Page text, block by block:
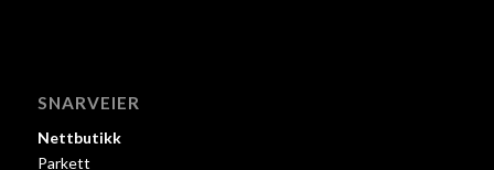
SNARVEIER
Nettbutikk
Parkett